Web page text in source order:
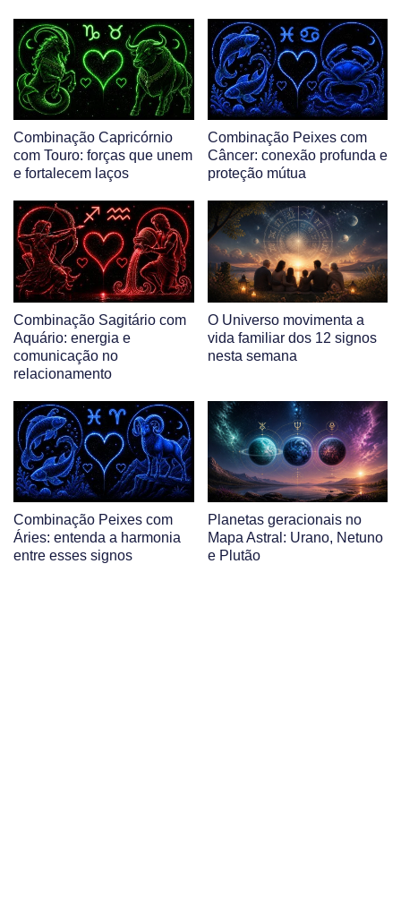
Combinação Capricórnio
com Touro: forças que unem
e fortalecem laços
Combinação Peixes com
Câncer: conexão profunda e
proteção mútua
Combinação Sagitário com
Aquário: energia e
comunicação no
relacionamento
O Universo movimenta a
vida familiar dos 12 signos
nesta semana
Combinação Peixes com
Áries: entenda a harmonia
entre esses signos
Planetas geracionais no
Mapa Astral: Urano, Netuno
e Plutão